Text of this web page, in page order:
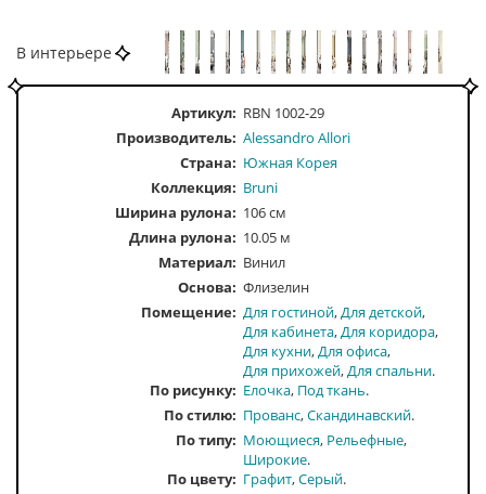
В интерьере
Артикул: RBN 1002-29
Производитель: Alessandro Allori
Страна: Южная Корея
Коллекция: Bruni
Ширина рулона: 106 см
Длина рулона: 10.05 м
Материал: Винил
Основа: Флизелин
Помещение Для гостиной Для детской
Для кабинета Для коридора
Для кухни Для офиса
Для прихожей Для спальни
По рисунку
Елочка Под ткань
По стилю
Прованс Скандинавский
По типу
Моющиеся Рельефные
Широкие
По цвету
Графит Серый